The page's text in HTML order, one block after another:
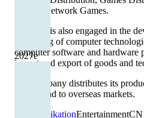
2027e
Mobile Network Games.
The firm is also engaged in the
consulting of computer
computer software and hardware
import and export of goods and
The company distributes its
market and to overseas markets.
KommunikationEntertainmentCN